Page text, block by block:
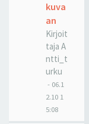
kuva
an
Kirjoit
taja A
ntti_t
urku
- 06.1
2.10 1
5:08